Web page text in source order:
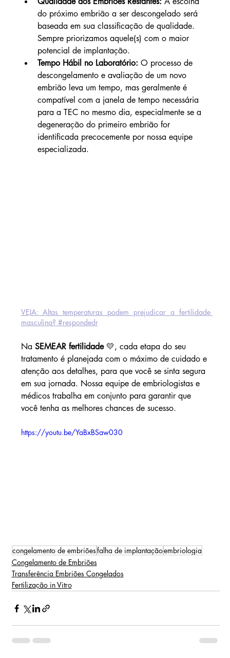
do próximo embrião a ser descongelado será
baseada em sua classificação de qualidade.
Sempre priorizamos aquele(s) com o maior
potencial de implantação.
Tempo Hábil no Laboratório: O processo de
descongelamento e avaliação de um novo
embrião leva um tempo, mas geralmente é
compatível com a janela de tempo necessária
para a TEC no mesmo dia, especialmente se a
degeneração do primeiro embrião for
identificada precocemente por nossa equipe
especializada.
VEJA: Altas temperaturas podem prejudicar a fertilidade
masculina? #respondedr
Na SEMEAR fertilidade 💛, cada etapa do seu
tratamento é planejada com o máximo de cuidado e
atenção aos detalhes, para que você se sinta segura
em sua jornada. Nossa equipe de embriologistas e
médicos trabalha em conjunto para garantir que
você tenha as melhores chances de sucesso.
https://youtu.be/YaBxBSaw030
congelamento de embriõesfalha de implantaçãoembriologia
Congelamento de Embriões
Transferência Embriões Congelados
Fertilização in Vitro